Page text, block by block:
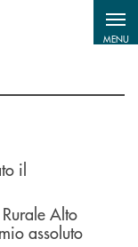
MENU
il
Alto
assoluto